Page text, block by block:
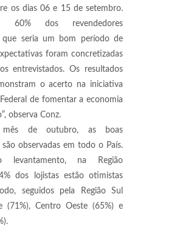
os dias 06 e 15 de setembro.
60% dos revendedores
que seria um bom período de
foram concretizadas
entrevistados. Os resultados
o acerto na iniciativa
de fomentar a economia
observa Conz.
mês de outubro, as boas
observadas em todo o País.
levantamento, na Região
dos lojistas estão otimistas
seguidos pela Região Sul
(71%), Centro Oeste (65%) e